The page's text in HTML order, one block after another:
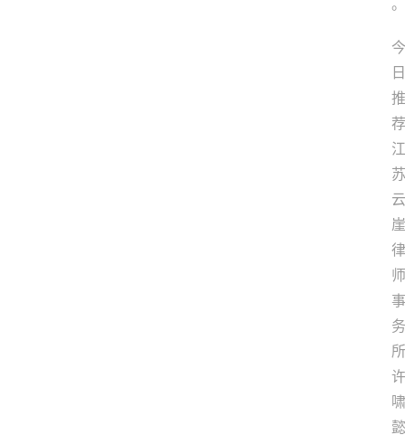
。
今
日
推
荐
江
苏
云
崖
律
师
事
务
所
许
啸
懿